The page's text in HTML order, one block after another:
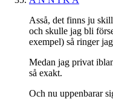
Asså, det finns ju
och skulle jag bli
exempel) så ringer
Medan jag privat
så exakt.
Och nu uppenbarar